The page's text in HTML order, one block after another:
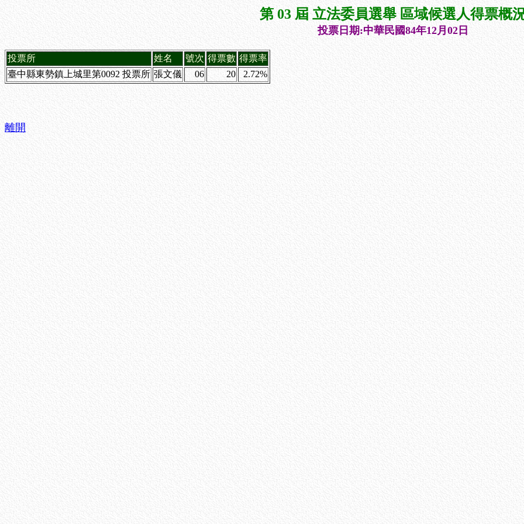
第 03 屆 立法委員選舉 區域候選人得票概
投票日期:中華民國84年12月02日
投票所 姓名 號次 得票數 得票率
臺中縣東勢鎮上城里第0092 投票所 張文儀 06 20 2.72%
離開